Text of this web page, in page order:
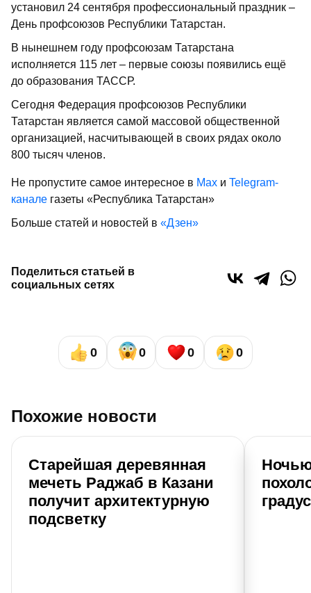
установил 24 сентября профессиональный праздник –
День профсоюзов Республики Татарстан.
В нынешнем году профсоюзам Татарстана
исполняется 115 лет – первые союзы появились ещё
до образования ТАССР.
Сегодня Федерация проф­союзов Республики
Татарстан является самой массовой общественной
организацией, насчитывающей в своих рядах около
800 тысяч членов.
Не пропустите самое интересное в Max и Telegram-
канале газеты «Республика Татарстан»
Больше статей и новостей в «Дзен»
Поделиться статьей в
социальных сетях
0 0 0 0
Похожие новости
Старейшая деревянная
мечеть Раджаб в Казани
получит архитектурную
подсветку